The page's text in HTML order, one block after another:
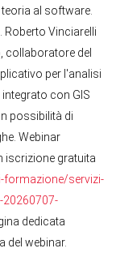
al software.
Roberto Vinciarelli
collaboratore del
per l'analisi
con GIS
possibilità di
Webinar
iscrizione gratuita
formazione/servizi-
dedicata
del webinar.